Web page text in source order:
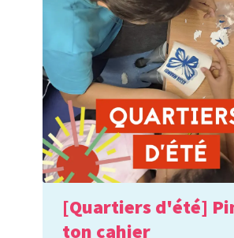
[Quartiers d'été]
ton cahier